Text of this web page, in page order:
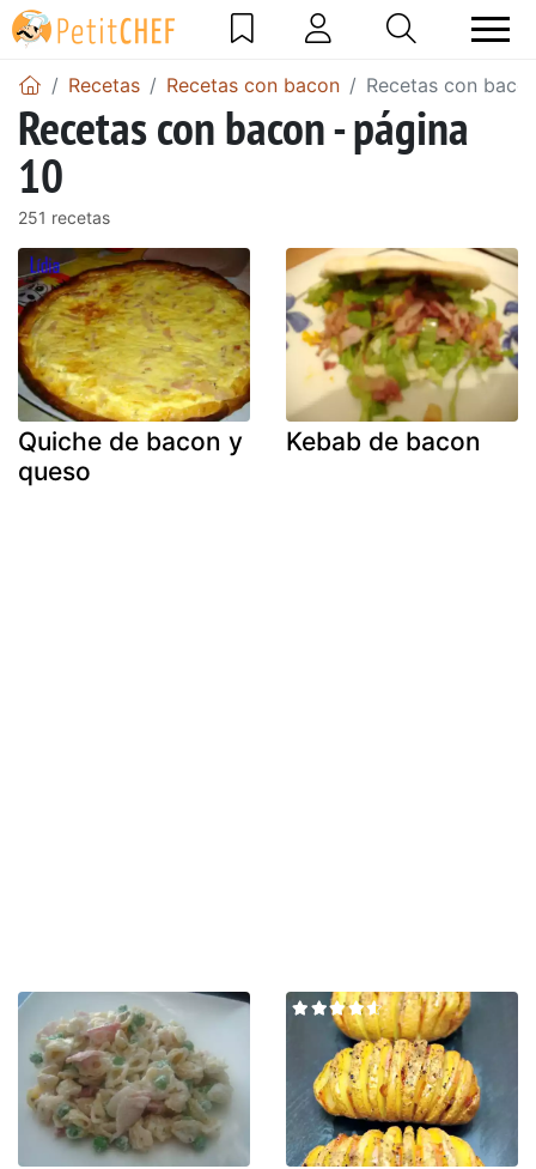
Recetas Recetas con bacon Recetas con
Recetas con bacon - página
10
251 recetas
Quiche de bacon y
queso
Kebab de bacon